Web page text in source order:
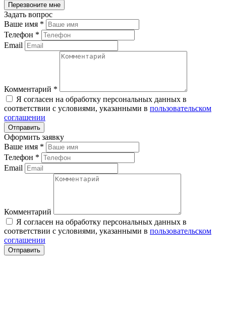
Задать вопрос
Ваше имя *
Телефон *
Email
Комментарий *
Я согласен на обработку персональных данных в
соответствии с условиями, указанными в пользовательском
соглашении
Оформить заявку
Ваше имя *
Телефон *
Email
Комментарий
Я согласен на обработку персональных данных в
соответствии с условиями, указанными в пользовательском
соглашении